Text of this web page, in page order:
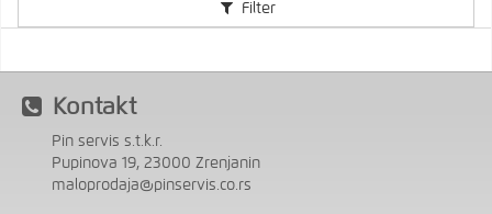
Filter
Kontakt
Pin servis s.t.k.r.
Pupinova 19, 23000 Zrenjanin
maloprodaja@pinservis.co.rs